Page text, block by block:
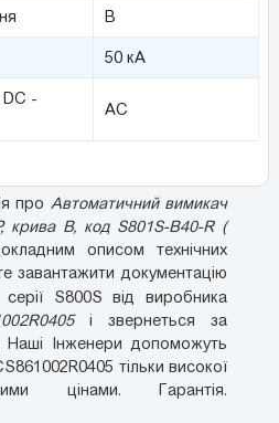
B
50 кА
DC -
AC
про Автоматичний вимикач
крива B, код S801S-B40-R (
описом технічних
завантажити документацію
серії S800S від виробника
і звернеться за
Наші Інженери допоможуть
тільки високої
цінами. Гарантія.